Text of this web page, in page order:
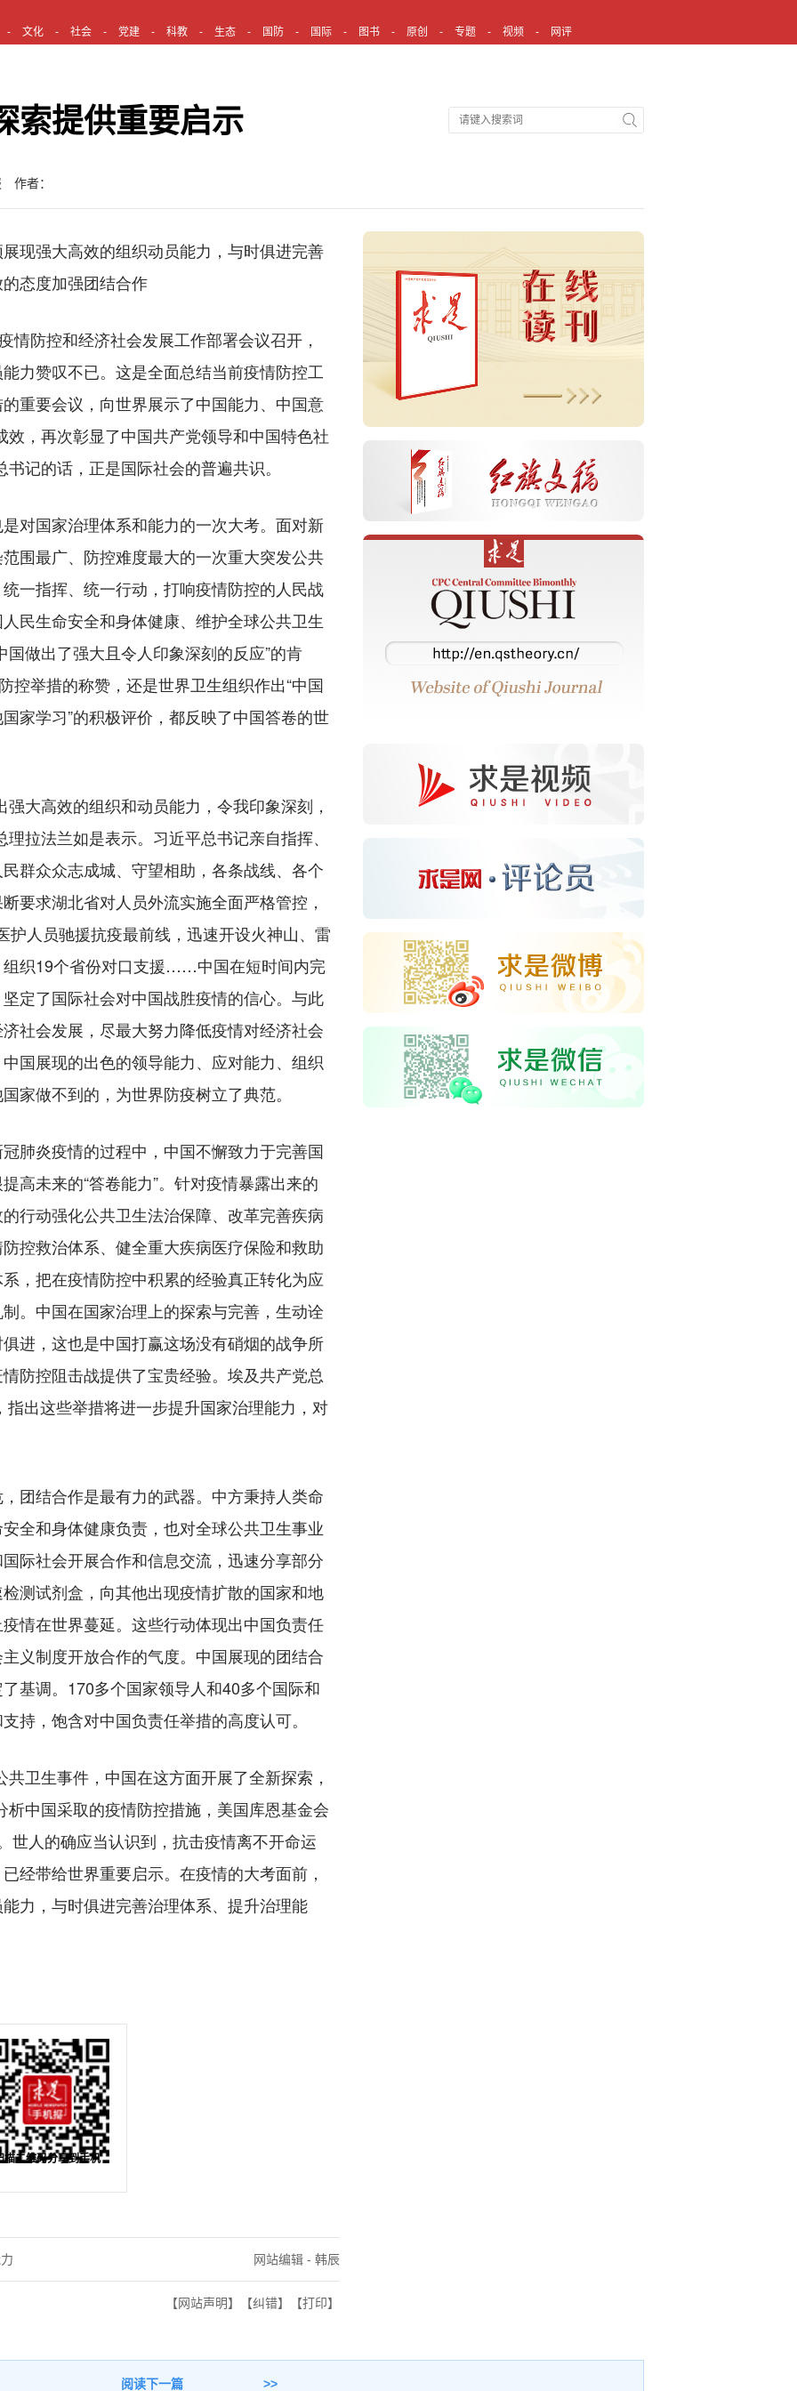
文化 社会 党建 科教 生态 国防 国际 图书 原创 专题 视频 网评
索提供重要启示
作者：
强大高效的组织动员能力，与时俱进完善
态度加强团结合作
控和经济社会发展工作部署会议召开，
力赞叹不已。这是全面总结当前疫情防控工
重要会议，向世界展示了中国能力、中国意
效，再次彰显了中国共产党领导和中国特色社
记的话，正是国际社会的普遍共识。
国家治理体系和能力的一次大考。面对新
围最广、防控难度最大的一次重大突发公共
一指挥、统一行动，打响疫情防控的人民战
民生命安全和身体健康、维护全球公共卫生
做出了强大且令人印象深刻的反应”的肯
控举措的称赞，还是世界卫生组织作出“中国
家学习”的积极评价，都反映了中国答卷的世
高效的组织和动员能力，令我印象深刻，
拉法兰如是表示。习近平总书记亲自指挥、
群众众志成城、守望相助，各条战线、各个
要求湖北省对人员外流实施全面严格管控，
护人员驰援抗疫最前线，迅速开设火神山、雷
织19个省份对口支援……中国在短时间内完
定了国际社会对中国战胜疫情的信心。与此
社会发展，尽最大努力降低疫情对经济社会
国展现的出色的领导能力、应对能力、组织
家做不到的，为世界防疫树立了典范。
炎疫情的过程中，中国不懈致力于完善国
高未来的“答卷能力”。针对疫情暴露出来的
行动强化公共卫生法治保障、改革完善疾病
控救治体系、健全重大疾病医疗保险和救助
，把在疫情防控中积累的经验真正转化为应
。中国在国家治理上的探索与完善，生动诠
进，这也是中国打赢这场没有硝烟的战争所
防控阻击战提供了宝贵经验。埃及共产党总
指出这些举措将进一步提升国家治理能力，对
结合作是最有力的武器。中方秉持人类命
全和身体健康负责，也对全球公共卫生事业
际社会开展合作和信息交流，迅速分享部分
测试剂盒，向其他出现疫情扩散的国家和地
情在世界蔓延。这些行动体现出中国负责任
义制度开放合作的气度。中国展现的团结合
基调。170多个国家领导人和40多个国际和
持，饱含对中国负责任举措的高度认可。
生事件，中国在这方面开展了全新探索，
析中国采取的疫情防控措施，美国库恩基金会
世人的确应当认识到，抗击疫情离不开命运
经带给世界重要启示。在疫情的大考面前，
力，与时俱进完善治理体系、提升治理能
描二维码分享到手机
网站编辑 - 韩辰
【网站声明】 【纠错】 【打印】